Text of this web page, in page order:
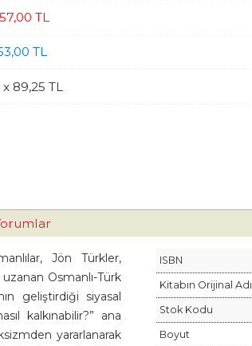
,00 TL
,00 TL
x 89,25 TL
Jön Türkler,
Osmanlı-Türk
geliştirdiği siyasal
kalkınabilir?” ana
yararlanarak
ISBN
Kitabın Orijinal Adı
Stok Kodu
Boyut